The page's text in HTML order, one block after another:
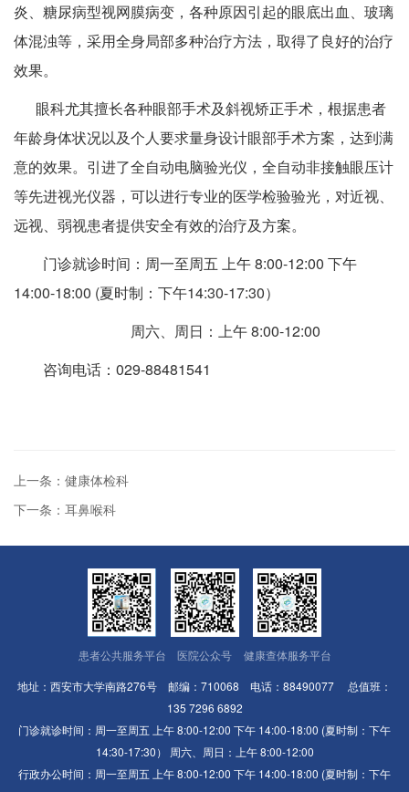
炎、糖尿病型视网膜病变，各种原因引起的眼底出血、玻璃
体混浊等，采用全身局部多种治疗方法，取得了良好的治疗
效果。
眼科尤其擅长各种眼部手术及斜视矫正手术，根据患者
年龄身体状况以及个人要求量身设计眼部手术方案，达到满
意的效果。引进了全自动电脑验光仪，全自动非接触眼压计
等先进视光仪器，可以进行专业的医学检验验光，对近视、
远视、弱视患者提供安全有效的治疗及方案。
门诊就诊时间：周一至周五 上午 8:00-12:00 下午
14:00-18:00 (夏时制：下午14:30-17:30）
周六、周日：上午 8:00-12:00
咨询电话：029-88481541
上一条：健康体检科
下一条：耳鼻喉科
患者公共服务平台 医院公众号
健康查体服务平台
地址：西安市大学南路276号 邮编：710068 电话：88490077 总值班：
135 7296 6892
门诊就诊时间：周一至周五 上午 8:00-12:00 下午 14:00-18:00 (夏时制：下午
14:30-17:30） 周六、周日：上午 8:00-12:00
行政办公时间：周一至周五 上午 8:00-12:00 下午 14:00-18:00 (夏时制：下午